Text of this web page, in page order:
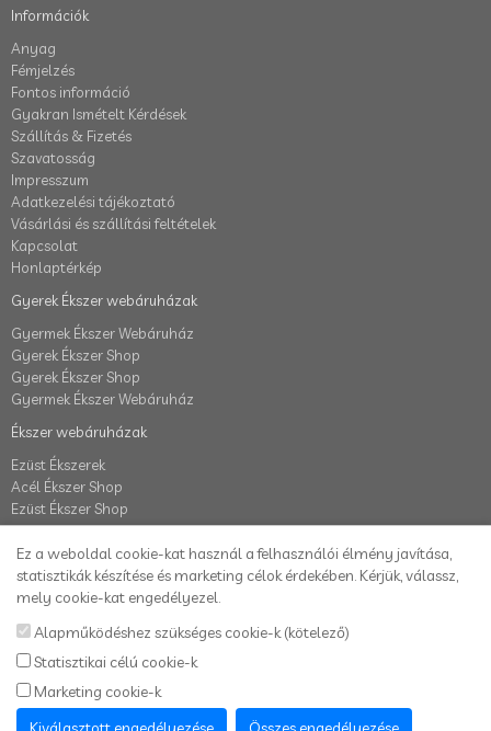
Információk
Anyag
Fémjelzés
Fontos információ
Gyakran Ismételt Kérdések
Szállítás & Fizetés
Szavatosság
Impresszum
Adatkezelési tájékoztató
Vásárlási és szállítási feltételek
Kapcsolat
Honlaptérkép
Gyerek Ékszer webáruházak
Gyermek Ékszer Webáruház
Gyerek Ékszer Shop
Gyerek Ékszer Shop
Gyermek Ékszer Webáruház
Ékszer webáruházak
Ezüst Ékszerek
Acél Ékszer Shop
Ezüst Ékszer Shop
Fiók
Elállás a szerződéstől
Kívánságlista
Hírlevél
Karikafülbevaló webáruház
Ez a weboldal cookie-kat használ a felhasználói élmény javítása,
statisztikák készítése és marketing célok érdekében. Kérjük, válassz,
mely cookie-kat engedélyezel.
Alapműködéshez szükséges cookie-k (kötelező)
Statisztikai célú cookie-k
Marketing cookie-k